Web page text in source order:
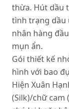
thừa. Hút dầu
tình trạng dầu
nhân hàng
mụn ẩn.
Gói thiết kế
hình với bao
Hiện Xuân
(Silk)/chữ cam